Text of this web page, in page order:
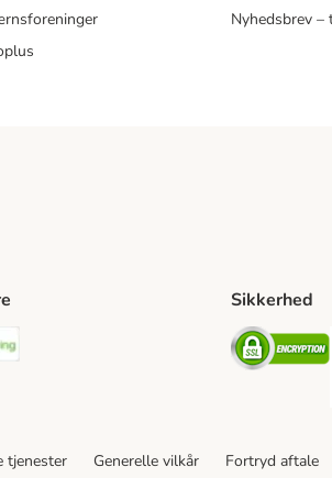
Nyhedsbrev
MethodShipping Method
Sikkerhed
tjenester Generelle vilkår Fortryd aftale